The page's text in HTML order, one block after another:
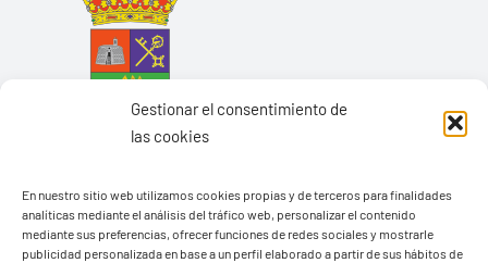
Gestionar el consentimiento de
las cookies
En nuestro sitio web utilizamos cookies propias y de terceros para finalidades
analíticas mediante el análisis del tráfico web, personalizar el contenido
mediante sus preferencias, ofrecer funciones de redes sociales y mostrarle
publicidad personalizada en base a un perfil elaborado a partir de sus hábitos de
Ayuntamiento de Yaiza